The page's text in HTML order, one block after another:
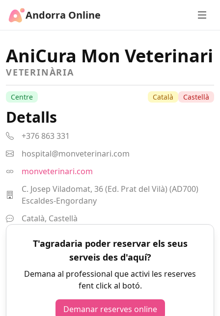
Andorra Online
AniCura Mon Veterinari
VETERINÀRIA
Centre Català Castellà
Detalls
+376 863 331
hospital@monveterinari.com
monveterinari.com
C. Josep Viladomat, 36 (Ed. Prat del Vilà) (AD700)
Escaldes-Engordany
Català, Castellà
T'agradaria poder reservar els seus
serveis des d'aquí?
Demana al professional que activi les reserves
fent click al botó.
Demanar reserves online